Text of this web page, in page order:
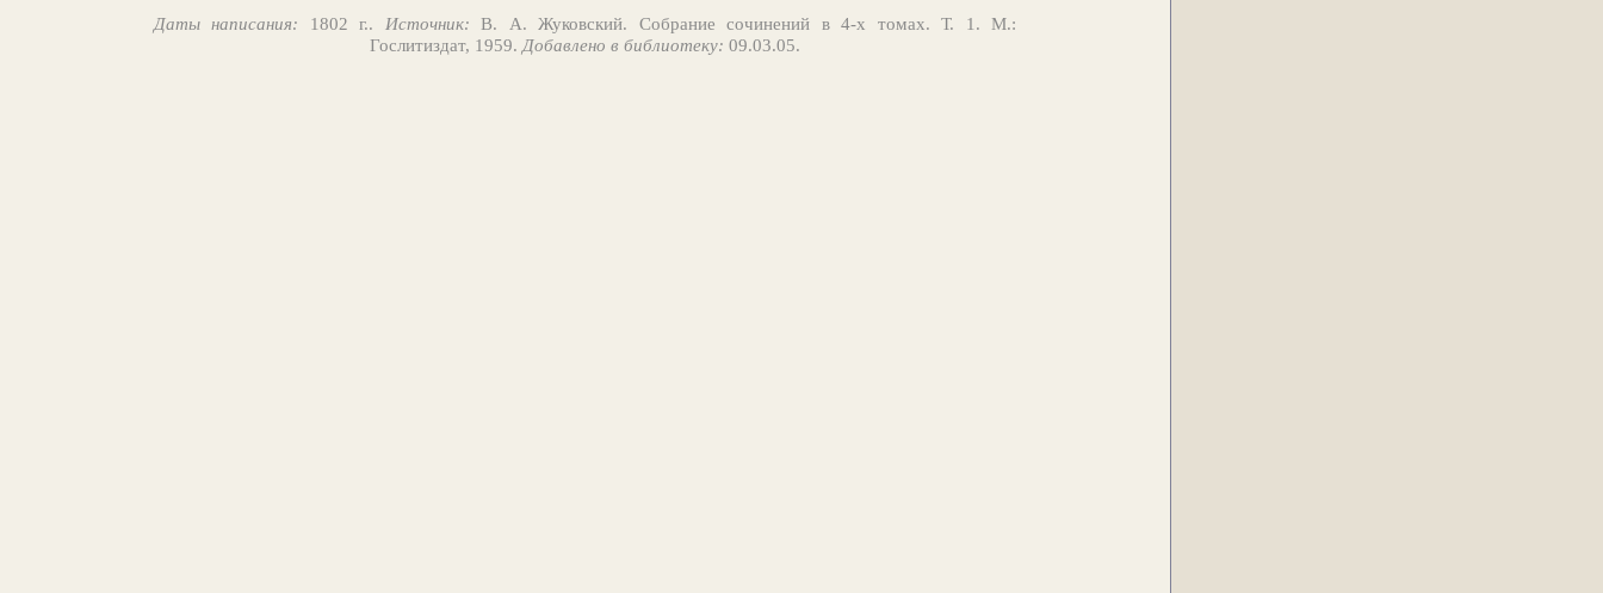
Даты написания: 1802 г.. Источник: В. А. Жуковский. Собрание сочинений в 4-х томах. Т. 1. М.:
Гослитиздат, 1959. Добавлено в библиотеку: 09.03.05.